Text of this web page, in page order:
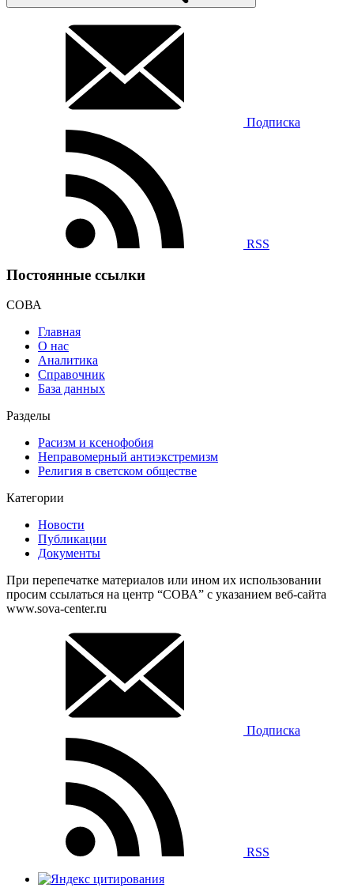
Подписка
RSS
Постоянные ссылки
СОВА
Главная
О нас
Аналитика
Справочник
База данных
Разделы
Расизм и ксенофобия
Неправомерный антиэкстремизм
Религия в светском обществе
Категории
Новости
Публикации
Документы
При перепечатке материалов или ином их использовании
просим ссылаться на центр “СОВА” с указанием веб-сайта
www.sova-center.ru
Подписка
RSS